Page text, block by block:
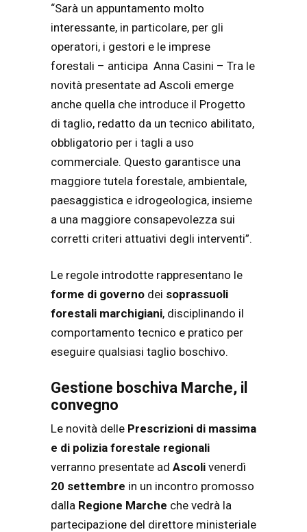
“Sarà un appuntamento molto
interessante, in particolare, per gli
operatori, i gestori e le imprese
forestali – anticipa Anna Casini – Tra le
novità presentate ad Ascoli emerge
anche quella che introduce il Progetto
di taglio, redatto da un tecnico abilitato,
obbligatorio per i tagli a uso
commerciale. Questo garantisce una
maggiore tutela forestale, ambientale,
paesaggistica e idrogeologica, insieme
a una maggiore consapevolezza sui
corretti criteri attuativi degli interventi”.
Le regole introdotte rappresentano le
forme di governo dei soprassuoli
forestali marchigiani, disciplinando il
comportamento tecnico e pratico per
eseguire qualsiasi taglio boschivo.
Gestione boschiva Marche, il
convegno
Le novità delle Prescrizioni di massima
e di polizia forestale regionali
verranno presentate ad Ascoli venerdì
20 settembre in un incontro promosso
dalla Regione Marche che vedrà la
partecipazione del direttore ministeriale